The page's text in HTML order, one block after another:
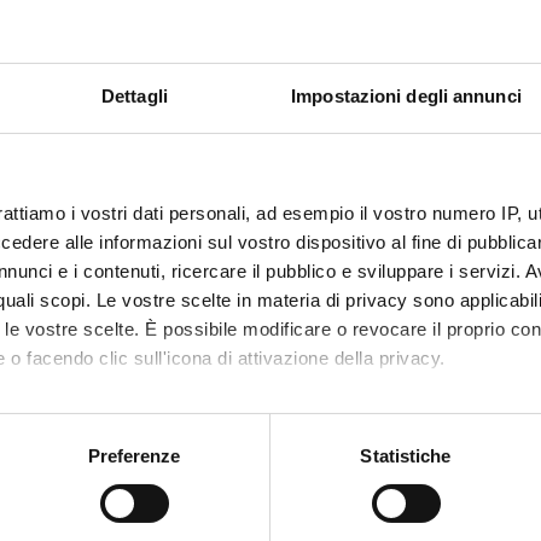
Dettagli Impostazioni degli annunci
i vostri dati personali, ad esempio il vostro numero IP,
alle informazioni sul vostro dispositivo al fine di
e i contenuti, ricercare il pubblico e sviluppare i servizi.
scopi. Le vostre scelte in materia di privacy sono
vostre scelte. È possibile modificare o revocare il proprio
o facendo clic sull'icona di attivazione della privacy.
anche:
sulla tua posizione geografica, con un'approssimazione di
Preferenze Statistiche
a good knowledge of mathematics and statistics (high school
and Exchange Rates
Fiscal policy
Visualizza la bibliografia con Leganto,